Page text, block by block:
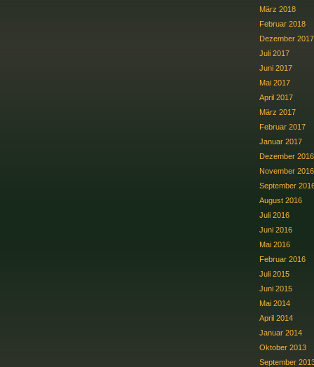
März 2018
Februar 2018
Dezember 2017
Juli 2017
Juni 2017
Mai 2017
April 2017
März 2017
Februar 2017
Januar 2017
Dezember 2016
November 2016
September
August 2016
Juli 2016
Juni 2016
Mai 2016
Februar 2016
Juli 2015
Juni 2015
Mai 2014
April 2014
Januar 2014
Oktober 2013
September